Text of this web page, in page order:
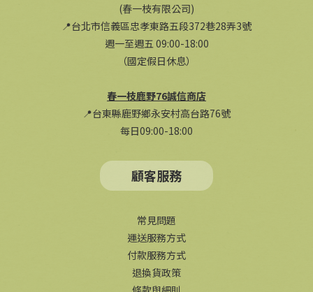
(春一枝有限公司)
📍台北市信義區忠孝東路五段372巷28弄3號
週一至週五 09:00-18:00
（國定假日休息）
春一枝鹿野76誠信商店
📍台東縣鹿野鄉永安村高台路76號
每日09:00-18:00
顧客服務
常見問題
運送服務方式
付款服務方式
退換貨政策